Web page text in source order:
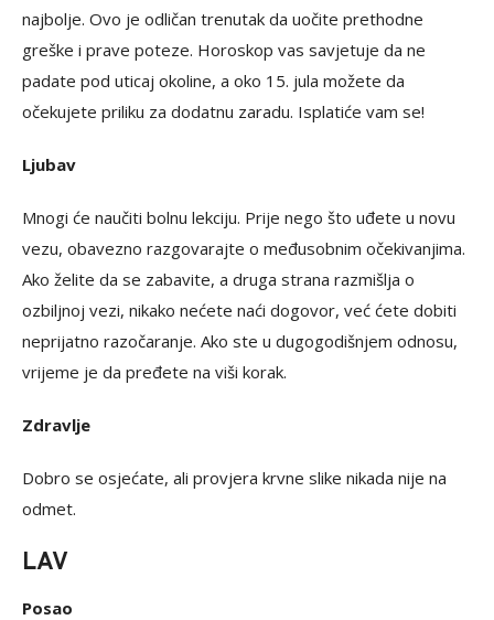
najbolje. Ovo je odličan trenutak da uočite prethodne
greške i prave poteze. Horoskop vas savjetuje da ne
padate pod uticaj okoline, a oko 15. jula možete da
očekujete priliku za dodatnu zaradu. Isplatiće vam se!
Ljubav
Mnogi će naučiti bolnu lekciju. Prije nego što uđete u novu
vezu, obavezno razgovarajte o međusobnim očekivanjima.
Ako želite da se zabavite, a druga strana razmišlja o
ozbiljnoj vezi, nikako nećete naći dogovor, već ćete dobiti
neprijatno razočaranje. Ako ste u dugogodišnjem odnosu,
vrijeme je da pređete na viši korak.
Zdravlje
Dobro se osjećate, ali provjera krvne slike nikada nije na
odmet.
LAV
Posao